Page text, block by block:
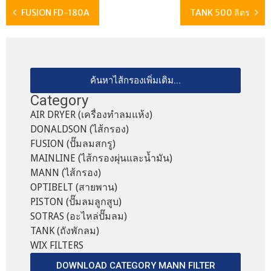
FUSION FD-180A TANK 500 ลิตร
ค้นหาไส้กรองเพิ่มเติม...
Category
AIR DRYER (เครื่องทำลมแห้ง)
DONALDSON (ไส้กรอง)
FUSION (ปั๊มลมสกรู)
MAINLINE (ไส้กรองผุ่นและน้ำมัน)
MANN (ไส้กรอง)
OPTIBELT (สายพาน)
PISTON (ปั๊มลมลูกสูบ)
SOTRAS (อะไหล่ปั๊มลม)
TANK (ถังพักลม)
WIX FILTERS
DOWNLOAD CATEGORY MANN FILTER